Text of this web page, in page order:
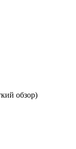
обзор)